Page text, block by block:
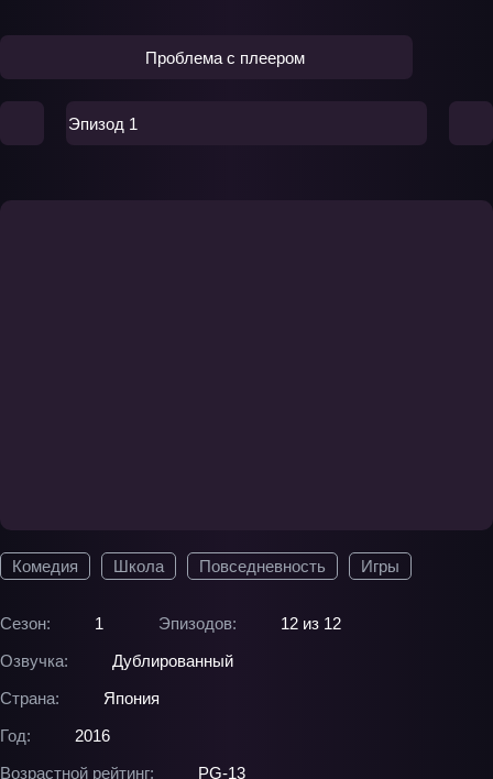
Комедия Школа Повседневность Игры
Сезон: 1 Эпизодов:
12 из 12
Озвучка:
Дублированный
Страна:
Япония
Год:
2016
Возрастной рейтинг:
PG-13
Проблема с плеером
Эпизод 1